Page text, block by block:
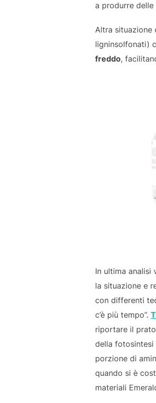
a produrre
Altra situazione
ligninsolfonati)
freddo,
In ultima analisi
la situazione e
con differenti
c’è più tempo”.
riportare il
della fotosintesi
porzione di
quando si è
materiali